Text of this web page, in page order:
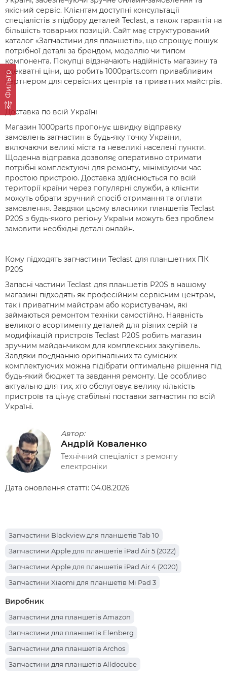
Фильтр
якісний сервіс. Клієнтам доступні консультації
спеціалістів з підбору деталей Teclast, а також гарантія на
більшість товарних позицій. Сайт має структурований
каталог «Запчастини для планшетів», що спрощує пошук
потрібної деталі за брендом, моделлю чи типом
компонента. Покупці відзначають надійність магазину та
адекватні ціни, що робить 1000parts.com привабливим
партнером для сервісних центрів та приватних майстрів.
Доставка по всій Україні
Магазин 1000parts пропонує швидку відправку
замовлень запчастин в будь-яку точку України,
включаючи великі міста та невеликі населені пункти.
Щоденна відправка дозволяє оперативно отримати
потрібні комплектуючі для ремонту, мінімізуючи час
простою пристрою. Доставка здійснюється по всій
території країни через популярні служби, а клієнти
можуть обрати зручний спосіб отримання та оплати
замовлення. Завдяки цьому власники планшетів Teclast
P20S з будь-якого регіону України можуть без проблем
замовити необхідні деталі онлайн.
Кому підходять запчастини Teclast для планшетних ПК
P20S
Запасні частини Teclast для планшетів P20S в нашому
магазині підходять як професійним сервісним центрам,
так і приватним майстрам або користувачам, які
займаються ремонтом техніки самостійно. Наявність
великого асортименту деталей для різних серій та
модифікацій пристроїв Teclast P20S робить магазин
зручним майданчиком для комплексних закупівель.
Завдяки поєднанню оригінальних та сумісних
комплектуючих можна підібрати оптимальне рішення під
будь-який бюджет та завдання ремонту. Це особливо
актуально для тих, хто обслуговує велику кількість
пристроїв та цінує стабільні поставки запчастин по всій
Україні.
Автор:
Андрій Коваленко
Технічний спеціаліст з ремонту
електроніки
Дата оновлення статті: 04.08.2026
Запчастини Blackview для планшетів Tab 10
Запчастини Apple для планшетів iPad Air 5 (2022)
Запчастини Apple для планшетів iPad Air 4 (2020)
Запчастини Xiaomi для планшетів Mi Pad 3
Запчастини Sigma для планшетів Mobile Tab A1025 X-treme
Запчастини Sigma для планшетів Mobile Tab A1010 Neo 64
Запчастини Lenovo для планшетів Legion Y700
Запчастини Prestigio для планшетів Muze PMT3231
Запчастини Lenovo для планшетів Yoga Smart Tab YT-X705
Виробник
Запчастини для планшетів Amazon
Запчастини для планшетів Elenberg
Запчастини для планшетів Archos
Запчастини для планшетів Alldocube